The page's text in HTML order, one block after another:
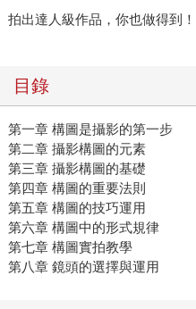
拍出達人級作品，你也做得到！
目錄
第一章 構圖是攝影的第一步
第二章 攝影構圖的元素
第三章 攝影構圖的基礎
第四章 構圖的重要法則
第五章 構圖的技巧運用
第六章 構圖中的形式規律
第七章 構圖實拍教學
第八章 鏡頭的選擇與運用